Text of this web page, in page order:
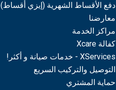
دفع الأقساط الشهرية (إيزي أقساط)
معارضنا
مراكز الخدمة
كفالة Xcare
XServices - خدمات صيانة و أكثر!
التوصيل والتركيب السريع
حماية المشتري